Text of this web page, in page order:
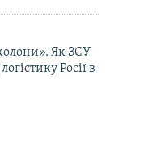
Як ЗСУ
Росії в